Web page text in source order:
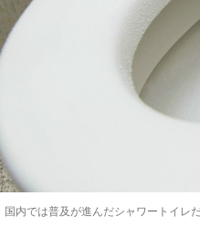
国内では普及が進んだシャワートイ